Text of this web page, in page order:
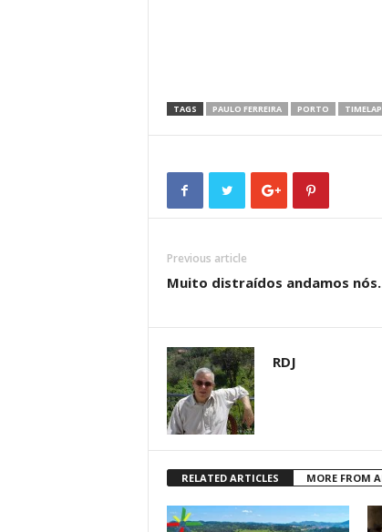
TAGS PAULO FERREIRA PORTO
Previous article
Muito distraídos andamos
RDJ
RELATED ARTICLES MORE FROM